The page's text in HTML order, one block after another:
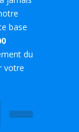
base
du
votre